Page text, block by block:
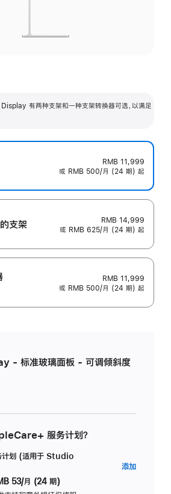
有两种支架和一种支架转换器可选，以满足
RMB 11,999
或 RMB 500/月 (24 期) 起
支‍架
RMB 14,999
或 RMB 625/月 (24 期) 起
RMB 11,999
或 RMB 500/月 (24 期) 起
- 标准玻璃面板 - 可调倾斜度
服务计划？
划 (适用于 Studio
53/月 (24 期)
添加